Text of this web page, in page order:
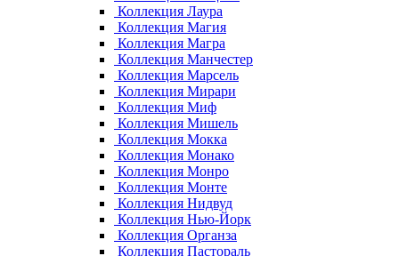
Коллекция Лаура
Коллекция Магия
Коллекция Магра
Коллекция Манчестер
Коллекция Марсель
Коллекция Мирари
Коллекция Миф
Коллекция Мишель
Коллекция Мокка
Коллекция Монако
Коллекция Монро
Коллекция Монте
Коллекция Нидвуд
Коллекция Нью-Йорк
Коллекция Органза
Коллекция Пастораль